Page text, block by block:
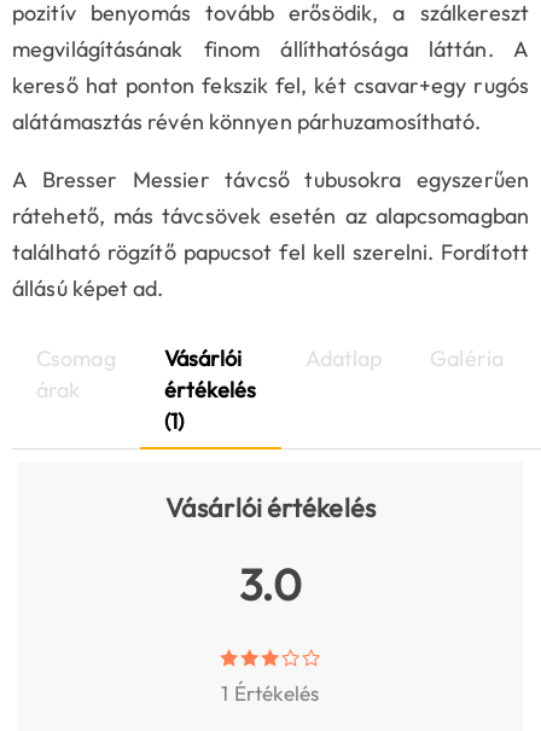
pozitív benyomás tovább erősödik, a szálkereszt
megvilágításának finom állíthatósága láttán. A
kereső hat ponton fekszik fel, két csavar+egy rugós
alátámasztás révén könnyen párhuzamosítható.
A Bresser Messier távcső tubusokra egyszerűen
rátehető, más távcsövek esetén az alapcsomagban
található rögzítő papucsot fel kell szerelni. Fordított
állású képet ad.
Csomag
árak
Vásárlói
értékelés
(1)
Adatlap Galéria
Vásárlói értékelés
3.0
1 Értékelés